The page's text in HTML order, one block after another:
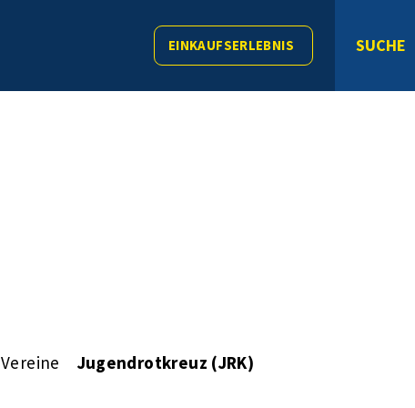
EINKAUFSERLEBNIS SUCHE
Vereine Jugendrotkreuz (JRK)